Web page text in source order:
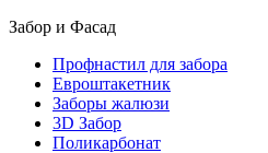
Забор и Фасад
Профнастил для забора
Евроштакетник
Заборы жалюзи
3D Забор
Поликарбонат